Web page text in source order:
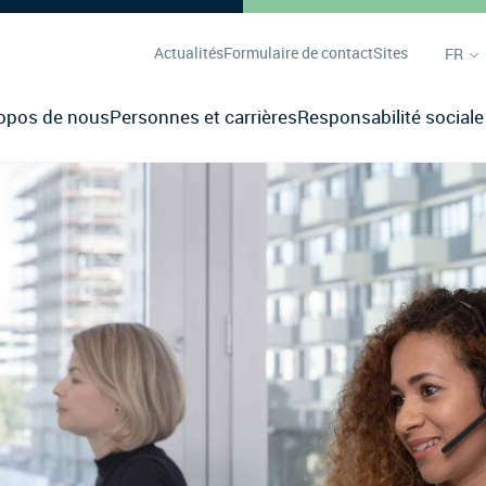
ActualitésFormulaire de contactSites FR
de nousPersonnes et carrièresResponsabilité